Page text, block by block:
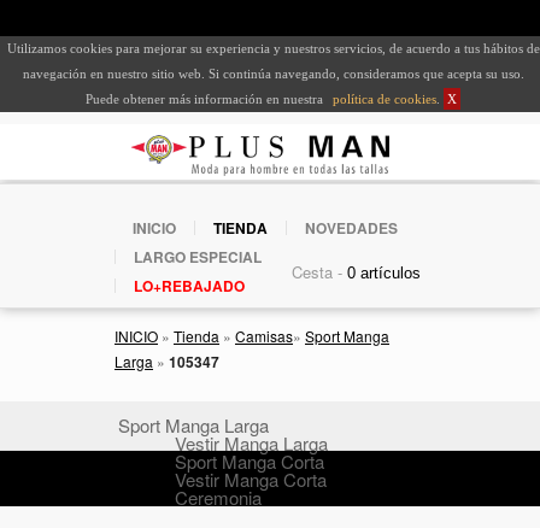
Utilizamos cookies para mejorar su experiencia y nuestros servicios, de acuerdo a tus hábitos de
navegación en nuestro sitio web. Si continúa navegando, consideramos que acepta su uso.
Puede obtener más información en nuestra
política de cookies X
INICIO TIENDA
NOVEDADES
LARGO ESPECIAL
LO+REBAJADO
Cesta -
INICIO » Tienda » Camisas» Sport Manga
Larga » 105347
Sport Manga Larga
Vestir Manga Larga
Sport Manga Corta
Vestir Manga Corta
Ceremonia